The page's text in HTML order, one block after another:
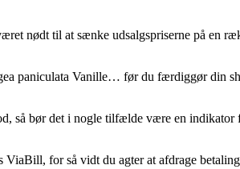
nødt til at sænke udsalgspriserne på en
paniculata Vanille… før du færdiggør din
så bør det i nogle tilfælde være en
for så vidt du agter at afdrage